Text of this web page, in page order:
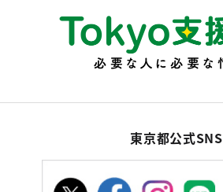
東京都公式SNS